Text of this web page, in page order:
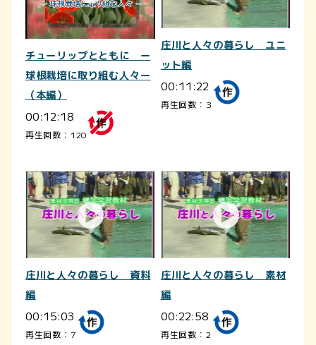
チューリップとともに ー
球根栽培に取り組む人々ー
（本編）
00:12:18
再生回数：120
庄川と人々の暮らし ユニ
ット編
00:11:22
再生回数：3
庄川と人々の暮らし 資料
編
00:15:03
再生回数：7
庄川と人々の暮らし 素材
編
00:22:58
再生回数：2